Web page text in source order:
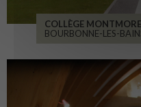
COLLÈGE
BOURBONNE-LES-